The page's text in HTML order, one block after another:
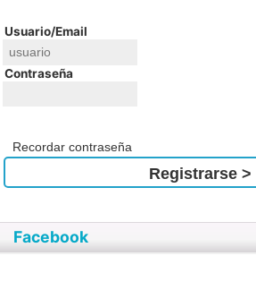
Usuario/Email
Contraseña
Recordar contraseña
Registrarse >
Facebook